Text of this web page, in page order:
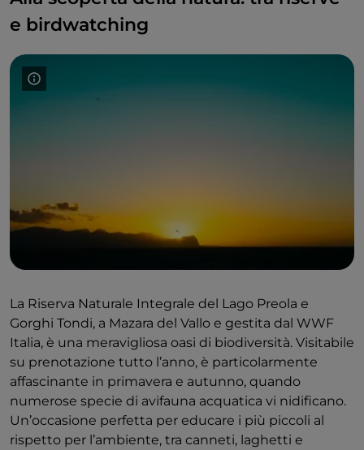
e birdwatching
La Riserva Naturale Integrale del Lago Preola e
Gorghi Tondi, a Mazara del Vallo e gestita dal WWF
Italia, è una meravigliosa oasi di biodiversità. Visitabile
su prenotazione tutto l’anno, è particolarmente
affascinante in primavera e autunno, quando
numerose specie di avifauna acquatica vi nidificano.
Un’occasione perfetta per educare i più piccoli al
rispetto per l’ambiente, tra canneti, laghetti e